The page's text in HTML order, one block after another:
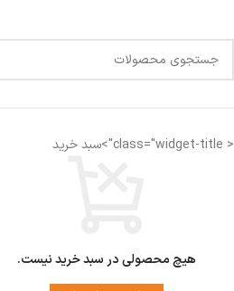
< class="widget-title">سبد خرید
هیچ محصولی در سبد خرید نیست.